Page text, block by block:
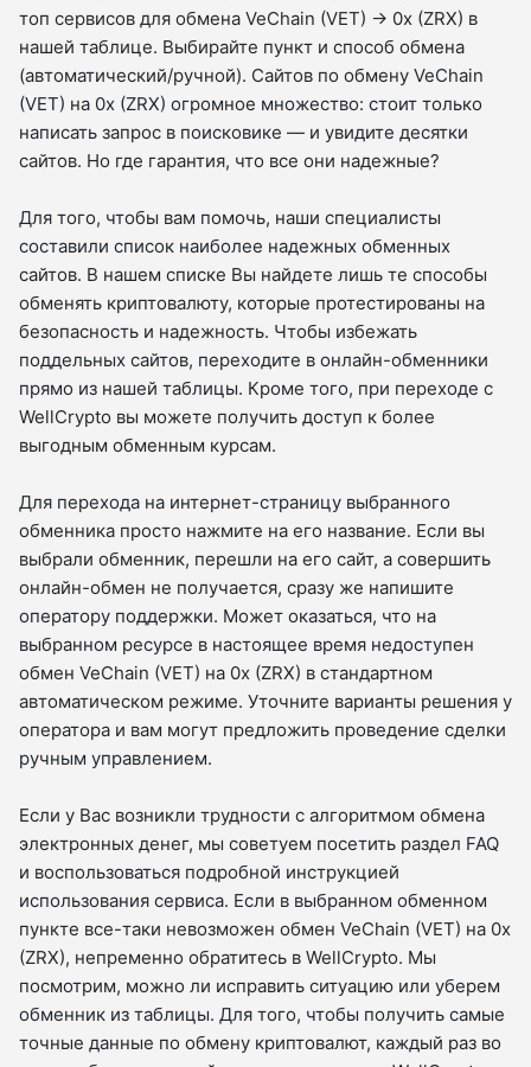
топ сервисов для обмена VeChain (VET) → 0x (ZRX) в
нашей таблице. Выбирайте пункт и способ обмена
(автоматический/ручной). Сайтов по обмену VeChain
(VET) на 0x (ZRX) огромное множество: стоит только
написать запрос в поисковике — и увидите десятки
сайтов. Но где гарантия, что все они надежные?
Для того, чтобы вам помочь, наши специалисты
составили список наиболее надежных обменных
сайтов. В нашем списке Вы найдете лишь те способы
обменять криптовалюту, которые протестированы на
безопасность и надежность. Чтобы избежать
поддельных сайтов, переходите в онлайн-обменники
прямо из нашей таблицы. Кроме того, при переходе с
WellCrypto вы можете получить доступ к более
выгодным обменным курсам.
Для перехода на интернет-страницу выбранного
обменника просто нажмите на его название. Если вы
выбрали обменник, перешли на его сайт, а совершить
онлайн-обмен не получается, сразу же напишите
оператору поддержки. Может оказаться, что на
выбранном ресурсе в настоящее время недоступен
обмен VeChain (VET) на 0x (ZRX) в стандартном
автоматическом режиме. Уточните варианты решения у
оператора и вам могут предложить проведение сделки
ручным управлением.
Если у Вас возникли трудности с алгоритмом обмена
электронных денег, мы советуем посетить раздел FAQ
и воспользоваться подробной инструкцией
использования сервиса. Если в выбранном обменном
пункте все-таки невозможен обмен VeChain (VET) на 0x
(ZRX), непременно обратитесь в WellCrypto. Мы
посмотрим, можно ли исправить ситуацию или уберем
обменник из таблицы. Для того, чтобы получить самые
точные данные по обмену криптовалют, каждый раз во